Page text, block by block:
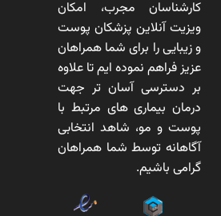
کارشناسان مجرب، امکان
ویزیت آنلاین پزشکان پوست
و زیبایی را برای شما همراهان
عزیز فراهم نموده ایم تا علاوه
بر دسترسی آسان تر جهت
درمان بیماری های مرتبط با
پوست و مو، شاهد انتخابی
آگاهانه توسط شما همراهان
گرامی باشیم.